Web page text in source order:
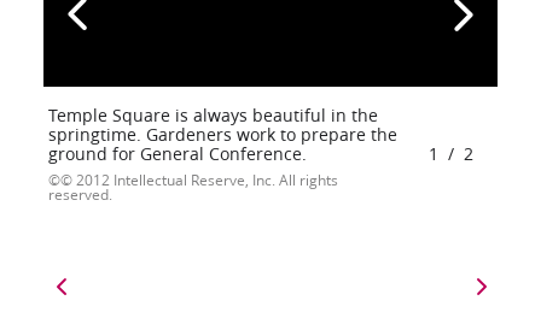
Temple Square is always beautiful in the
springtime. Gardeners work to prepare the
ground for General Conference.
© 2012 Intellectual Reserve, Inc. All rights
reserved.
1 / 2